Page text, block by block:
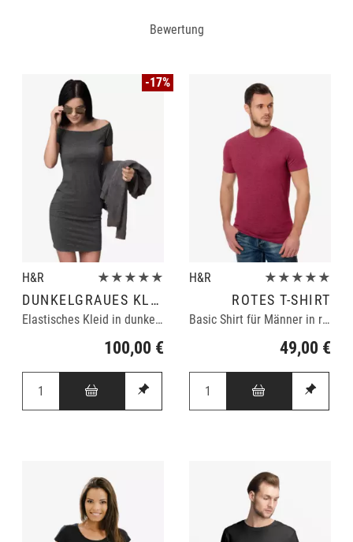
Bewertung
H&R ★★★★★
DUNKELGRAUES KLEID
Elastisches Kleid in dunkelgrau
100,00 €
-17%
H&R ★★★★★
ROTES T-SHIRT
Basic Shirt für Männer in rot
49,00 €